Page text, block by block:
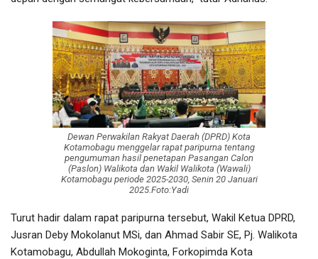
Dewan Perwakilan Rakyat Daerah (DPRD) Kota
Kotamobagu menggelar rapat paripurna tentang
pengumuman hasil penetapan Pasangan Calon
(Paslon) Walikota dan Wakil Walikota (Wawali)
Kotamobagu periode 2025-2030, Senin 20 Januari
2025.Foto:Yadi
Turut hadir dalam rapat paripurna tersebut, Wakil Ketua DPRD,
Jusran Deby Mokolanut MSi, dan Ahmad Sabir SE, Pj. Walikota
Kotamobagu, Abdullah Mokoginta, Forkopimda Kota